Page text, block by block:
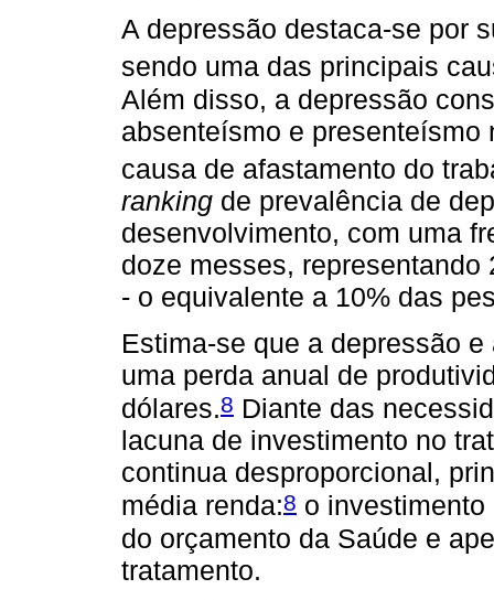
A depressão destaca-se por
sendo uma das principais
Além disso, a depressão
absenteísmo e presenteísmo
causa de afastamento do
ranking de prevalência de
desenvolvimento, com uma
doze messes,
- o equivalente a 10% das
Estima-se que a depressão
uma perda anual de
dólares.8 Diante das
lacuna de investimento no
continua desproporcional,
média renda:8 o
do orçamento da Saúde e
tratamento.